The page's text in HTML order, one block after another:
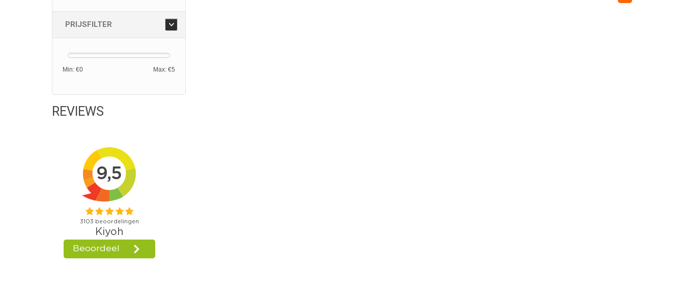
PRIJSFILTER
Min: €0 Max: €5
REVIEWS